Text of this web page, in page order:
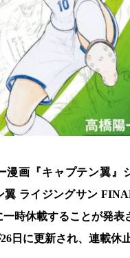
漫画『キャプテン翼』
翼 ライジングサン
時休載することが発表
日に更新され、連載休